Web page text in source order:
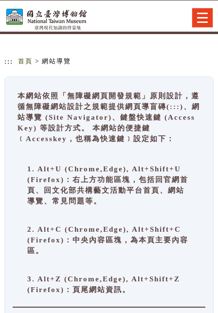
::: 首頁 > 網站導覽
本網站依照「無障礙網頁開發規範」原則設計，遵
循無障礙網站設計之規範提供網頁導盲磚(:::)、網
站導覽 (Site Navigator)、鍵盤快速鍵 (Access
Key) 等設計方式。 本網站的便捷鍵
﹝Accesskey，也稱為快速鍵﹞設定如下：
1. Alt+U (Chrome,Edge), Alt+Shift+U
(Firefox)：右上方功能區塊，包括回官網首
頁、回文化部共構藝文活動平台首頁、網站
導覽、常見問題等。
2. Alt+C (Chrome,Edge), Alt+Shift+C
(Firefox)：中央內容區塊，為本頁主要內容
區。
3. Alt+Z (Chrome,Edge), Alt+Shift+Z
(Firefox)：頁尾網站資訊。